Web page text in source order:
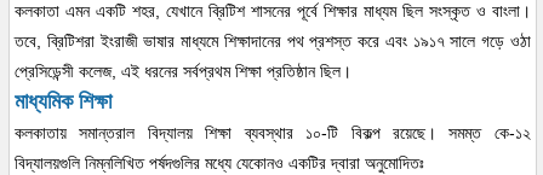
কলকাতা এমন একটি শহর, যেখানে ব্রিটিশ শাসনের পূর্বে শিক্ষার মাধ্যম ছিল সংস্কৃত ও বাংলা।
তবে, ব্রিটিশরা ইংরাজী ভাষার মাধ্যমে শিক্ষাদানের পথ প্রশস্ত করে এবং ১৯১৭ সালে গড়ে ওঠা
প্রেসিডেন্সী কলেজ, এই ধরনের সর্বপ্রথম শিক্ষা প্রতিষ্ঠান ছিল।
মাধ্যমিক শিক্ষা
কলকাতায় সমান্তরাল বিদ্যালয় শিক্ষা ব্যবস্থার ১০-টি বিকল্প রয়েছে। সমম্ত কে-১২
বিদ্যালয়গুলি নিম্নলিখিত পর্ষদগুলির মধ্যে যেকোনও একটির দ্বারা অনুমোদিতঃ